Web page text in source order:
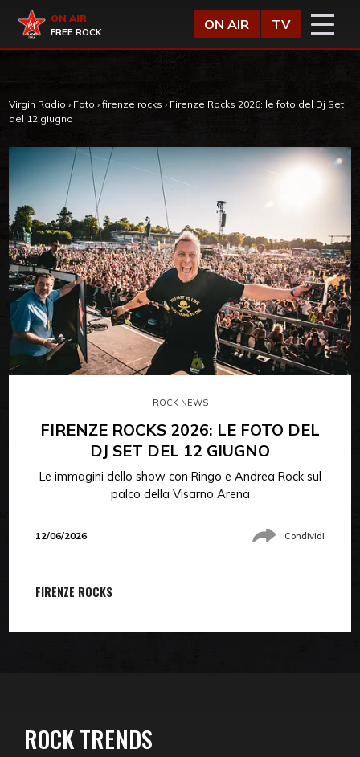
Virgin Radio
ON AIR
FREE ROCK
ON AIR TV
Virgin Radio › Foto › firenze rocks › Firenze Rocks 2026: le foto del Dj Set
del 12 giugno
ROCK NEWS
FIRENZE ROCKS 2026: LE FOTO DEL
DJ SET DEL 12 GIUGNO
Le immagini dello show con Ringo e Andrea Rock sul
palco della Visarno Arena
12/06/2026 Condividi
FIRENZE ROCKS
ROCK TRENDS